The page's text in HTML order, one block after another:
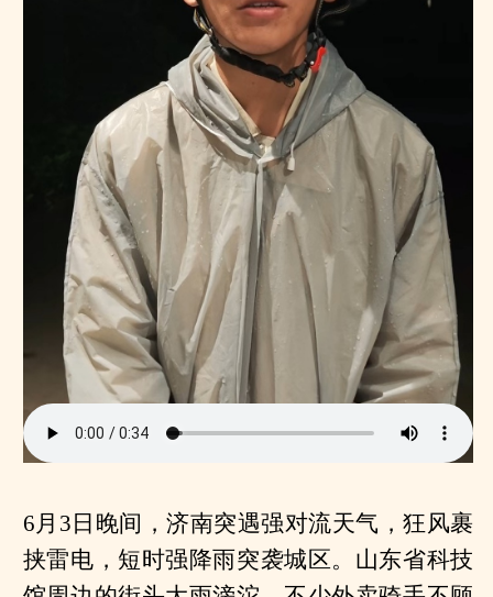
6月3日晚间，济南突遇强对流天气，狂风裹
挟雷电，短时强降雨突袭城区。山东省科技